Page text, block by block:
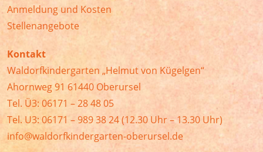
Anmeldung und Kosten
Stellenangebote
Kontakt
Waldorfkindergarten „Helmut von Kügelgen“
Ahornweg 91 61440 Oberursel
Tel. Ü3: 06171 – 28 48 05
Tel. U3: 06171 – 989 38 24 (12.30 Uhr – 13.30 Uhr)
info@waldorfkindergarten-oberursel.de